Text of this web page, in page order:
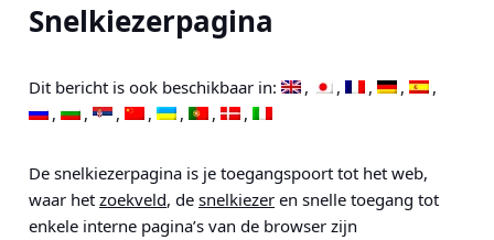
Snelkiezerpagina
Dit bericht is ook beschikbaar in:
De snelkiezerpagina is je toegangspoort tot het web,
waar het zoekveld, de snelkiezer en snelle toegang tot
enkele interne pagina’s van de browser zijn